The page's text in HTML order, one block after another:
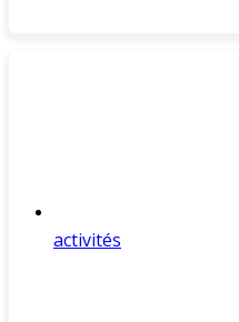
activités